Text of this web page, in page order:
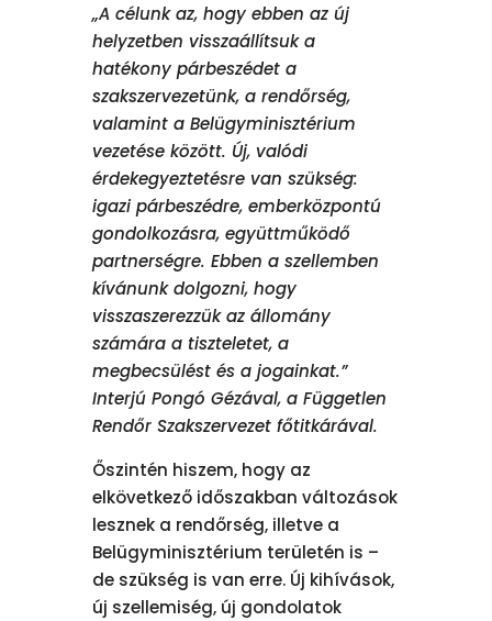
„A célunk az, hogy ebben az új
helyzetben visszaállítsuk a
hatékony párbeszédet a
szakszervezetünk, a rendőrség,
valamint a Belügyminisztérium
vezetése között. Új, valódi
érdekegyeztetésre van szükség:
igazi párbeszédre, emberközpontú
gondolkozásra, együttműködő
partnerségre. Ebben a szellemben
kívánunk dolgozni, hogy
visszaszerezzük az állomány
számára a tiszteletet, a
megbecsülést és a jogainkat.”
Interjú Pongó Gézával, a Független
Rendőr Szakszervezet főtitkárával.
Őszintén hiszem, hogy az
elkövetkező időszakban változások
lesznek a rendőrség, illetve a
Belügyminisztérium területén is –
de szükség is van erre. Új kihívások,
új szellemiség, új gondolatok